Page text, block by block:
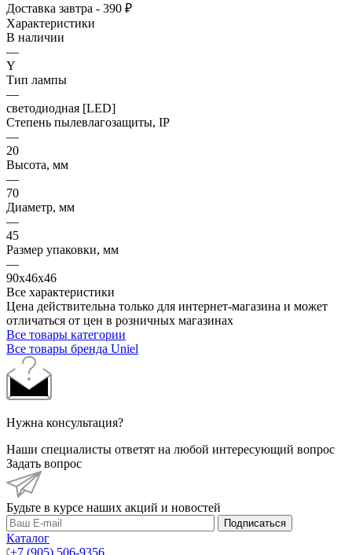
Доставка завтра - 390 ₽
Характеристики
В наличии
—
Y
Тип лампы
—
светодиодная [LED]
Степень пылевлагозащиты, IP
—
20
Высота, мм
—
70
Диаметр, мм
—
45
Размер упаковки, мм
—
90x46x46
Все характеристики
Цена действительна только для интернет-магазина и может
отличаться от цен в розничных магазинах
Все товары категории
Все товары бренда Uniel
Нужна консультация?
Наши специалисты ответят на любой интересующий вопрос
Задать вопрос
Будьте в курсе наших акций и новостей
Подписаться
Каталог
+7 (905) 506-9356